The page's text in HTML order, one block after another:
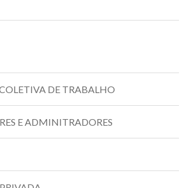
DE TRABALHO
E ADMINITRADORES